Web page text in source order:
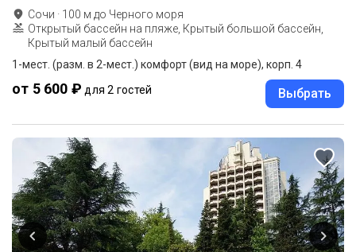
Сочи · 100 м до Черного моря
Открытый бассейн на пляже, Крытый большой бассейн,
Крытый малый бассейн
1-мест. (разм. в 2-мест.) комфорт (вид на море), корп. 4
от 5 600 ₽ для 2 гостей Выбрать